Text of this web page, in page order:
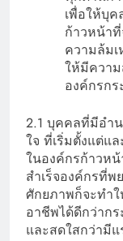
เพื่อให้บุ
ก้าวหน้าที่
ความล้ม
ให้มีควา
องค์กรก
2.1 บุคคลที่มีอำ
ใจ ที่เริ่มตั้งแต่แ
ในองค์กรก้าวห
สำเร็จองค์กรที่
ศักยภาพก็จะทำ
อาชีพได้ดีกว่าก
และสดใสกว่ามี